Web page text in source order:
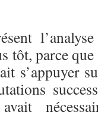
tôt, parce
s’appuyer